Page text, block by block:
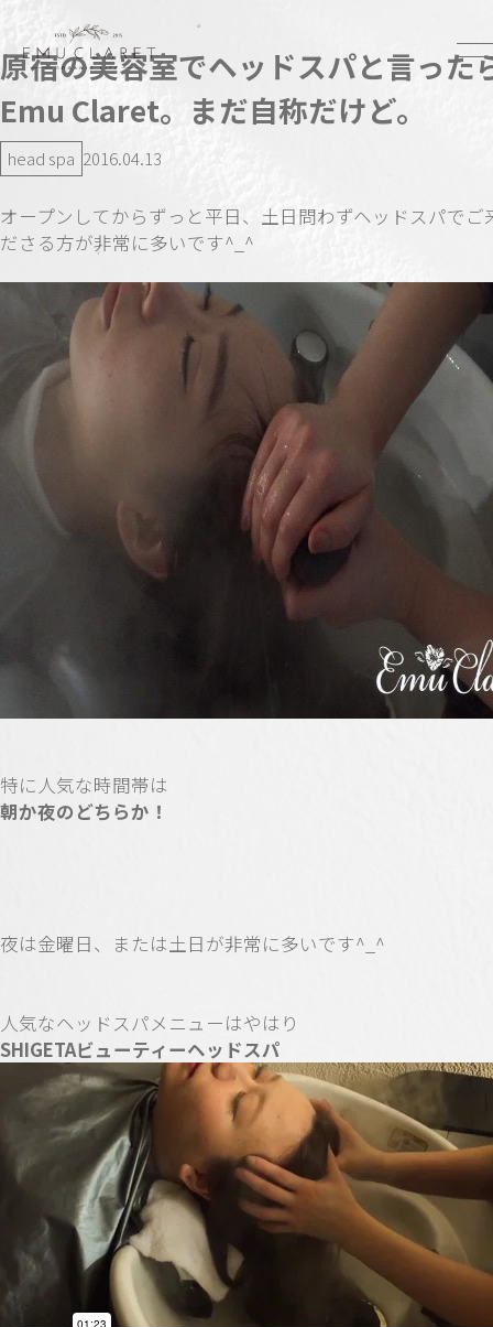
原宿の美容室でヘッドスパと言った
Emu Claret。まだ自称だけど。
head spa 2016.04.13
オープンしてからずっと平日、土日問わずヘッドスパでご
ださる方が非常に多いです^_^
特に人気な時間帯は
朝か夜のどちらか！
夜は金曜日、または土日が非常に多いです^_^
人気なヘッドスパメニューはやはり
SHIGETAビューティーヘッドスパ